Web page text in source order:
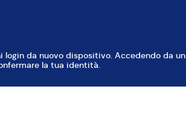
da nuovo dispositivo. Accedendo da un
la tua identità.